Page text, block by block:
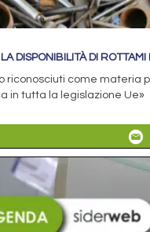
DISPONIBILITÀ DI ROTTAMI
riconosciuti come materia
in tutta la legislazione Ue»